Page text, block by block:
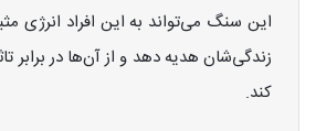
این سنگ می‌تواند به این افراد انرژی
زندگی‌شان هدیه دهد و از آن‌ها در برابر
کند.